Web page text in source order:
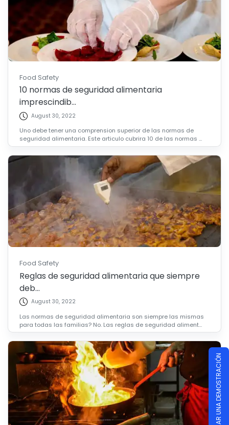
Food Safety
10 normas de seguridad alimentaria
imprescindib...
August 30, 2022
Uno debe tener una comprension superior de las normas de
seguridad alimentaria. Este articulo cubrira 10 de las normas ...
Food Safety
Reglas de seguridad alimentaria que siempre
deb...
August 30, 2022
Las normas de seguridad alimentaria son siempre las mismas
para todas las familias? No. Las reglas de seguridad aliment...
PROGRAMAR UNA DEMOSTRACIÓN